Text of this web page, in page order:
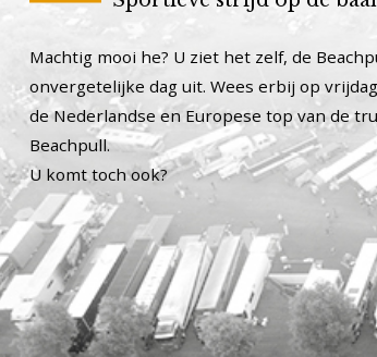
Machtig mooi he? U ziet het zelf, de
onvergetelijke dag uit. Wees erbij op
de Nederlandse en Europese top van de
Beachpull.
U komt toch ook?